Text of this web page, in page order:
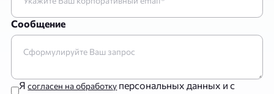
Сообщение
Ясогласен на обработку персональных данных и с